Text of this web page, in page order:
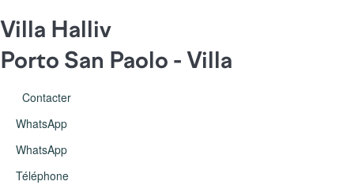
Villa Halliv
Porto San Paolo - Villa
Contacter
WhatsApp
WhatsApp
Téléphone